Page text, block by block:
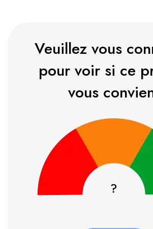
Veuillez vous
pour voir si ce
vous